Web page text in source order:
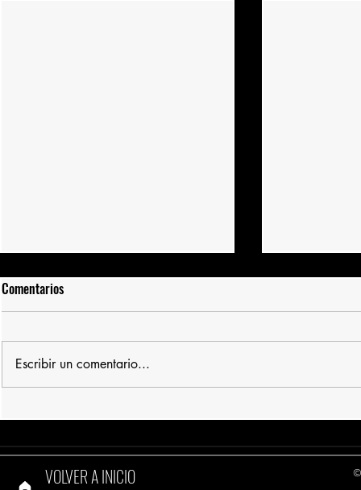
Visualidad(es) e imagen(es) en
interacción. Un debate
Comentarios
Escribir un comentario...
VOLVER A INICIO ©